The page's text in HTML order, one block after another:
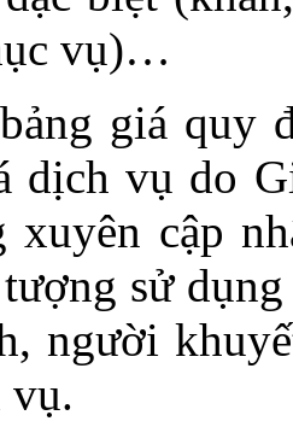
vụ)…
giá quy
dịch vụ do
xuyên cập
sử
người
vụ.